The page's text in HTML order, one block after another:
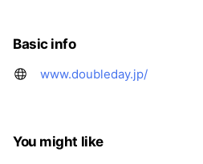
Basic info
www.doubleday.jp/
You might like